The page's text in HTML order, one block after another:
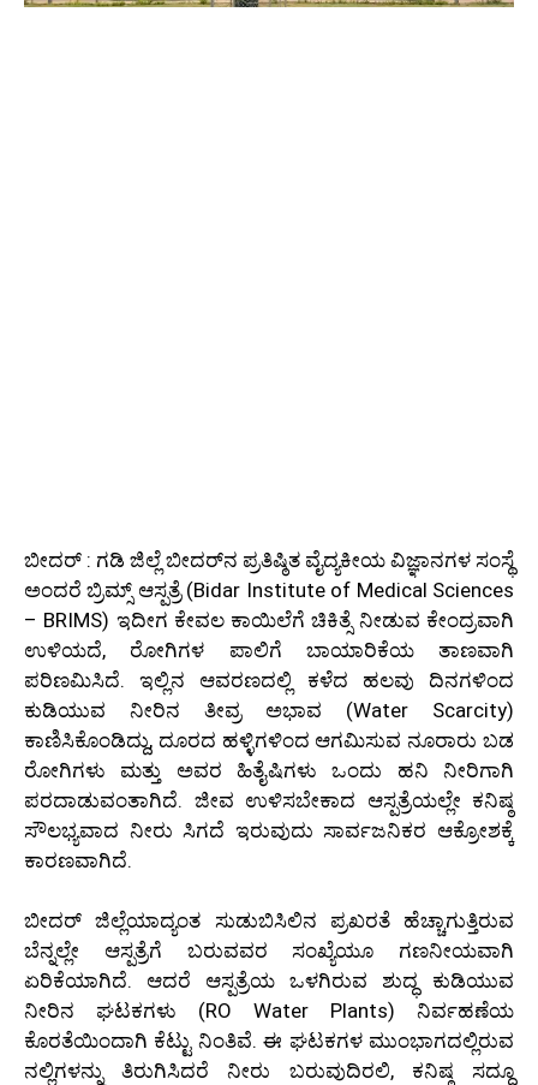
ಬೀದರ್‌ : ಗಡಿ ಜಿಲ್ಲೆ ಬೀದರ್‌ನ ಪ್ರತಿಷ್ಠಿತ ವೈದ್ಯಕೀಯ ವಿಜ್ಞಾನಗಳ ಸಂಸ್ಥೆ
ಅಂದರೆ ಬ್ರಿಮ್ಸ್ ಆಸ್ಪತ್ರೆ (Bidar Institute of Medical Sciences
– BRIMS) ಇದೀಗ ಕೇವಲ ಕಾಯಿಲೆಗೆ ಚಿಕಿತ್ಸೆ ನೀಡುವ ಕೇಂದ್ರವಾಗಿ
ಉಳಿಯದೆ, ರೋಗಿಗಳ ಪಾಲಿಗೆ ಬಾಯಾರಿಕೆಯ ತಾಣವಾಗಿ
ಪರಿಣಮಿಸಿದೆ. ಇಲ್ಲಿನ ಆವರಣದಲ್ಲಿ ಕಳೆದ ಹಲವು ದಿನಗಳಿಂದ
ಕುಡಿಯುವ ನೀರಿನ ತೀವ್ರ ಅಭಾವ (Water Scarcity)
ಕಾಣಿಸಿಕೊಂಡಿದ್ದು, ದೂರದ ಹಳ್ಳಿಗಳಿಂದ ಆಗಮಿಸುವ ನೂರಾರು ಬಡ
ರೋಗಿಗಳು ಮತ್ತು ಅವರ ಹಿತೈಷಿಗಳು ಒಂದು ಹನಿ ನೀರಿಗಾಗಿ
ಪರದಾಡುವಂತಾಗಿದೆ. ಜೀವ ಉಳಿಸಬೇಕಾದ ಆಸ್ಪತ್ರೆಯಲ್ಲೇ ಕನಿಷ್ಠ
ಸೌಲಭ್ಯವಾದ ನೀರು ಸಿಗದೆ ಇರುವುದು ಸಾರ್ವಜನಿಕರ ಆಕ್ರೋಶಕ್ಕೆ
ಕಾರಣವಾಗಿದೆ.
ಬೀದರ್ ಜಿಲ್ಲೆಯಾದ್ಯಂತ ಸುಡುಬಿಸಿಲಿನ ಪ್ರಖರತೆ ಹೆಚ್ಚಾಗುತ್ತಿರುವ
ಬೆನ್ನಲ್ಲೇ ಆಸ್ಪತ್ರೆಗೆ ಬರುವವರ ಸಂಖ್ಯೆಯೂ ಗಣನೀಯವಾಗಿ
ಏರಿಕೆಯಾಗಿದೆ. ಆದರೆ ಆಸ್ಪತ್ರೆಯ ಒಳಗಿರುವ ಶುದ್ಧ ಕುಡಿಯುವ
ನೀರಿನ ಘಟಕಗಳು (RO Water Plants) ನಿರ್ವಹಣೆಯ
ಕೊರತೆಯಿಂದಾಗಿ ಕೆಟ್ಟು ನಿಂತಿವೆ. ಈ ಘಟಕಗಳ ಮುಂಭಾಗದಲ್ಲಿರುವ
ನಲ್ಲಿಗಳನ್ನು ತಿರುಗಿಸಿದರೆ ನೀರು ಬರುವುದಿರಲಿ, ಕನಿಷ್ಠ ಸದ್ದೂ